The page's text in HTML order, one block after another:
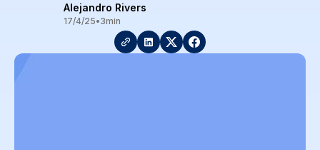
Alejandro Rivers
17/4/25•3min